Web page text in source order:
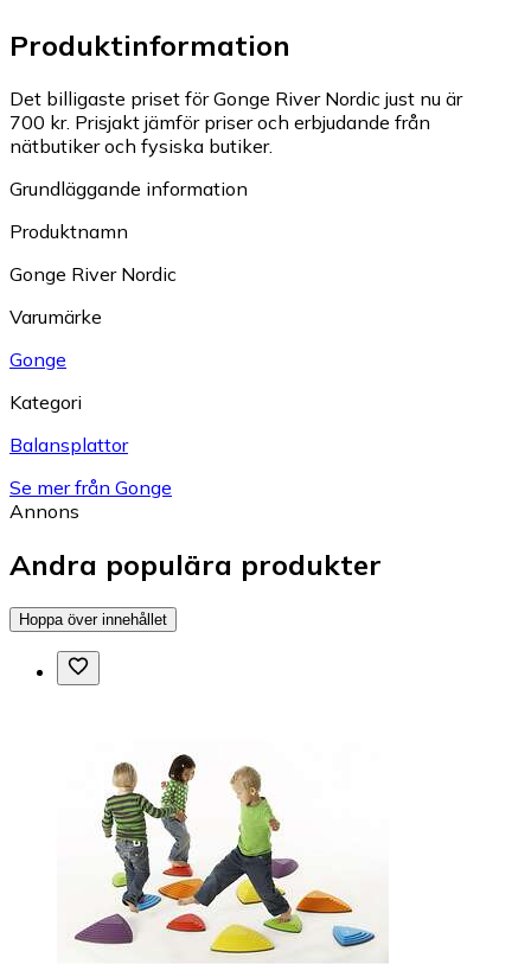
Produktinformation
Det billigaste priset för Gonge River Nordic just nu är
700 kr. Prisjakt jämför priser och erbjudande från
nätbutiker och fysiska butiker.
Grundläggande information
Produktnamn
Gonge River Nordic
Varumärke
Gonge
Kategori
Balansplattor
Se mer från Gonge
Annons
Andra populära produkter
Hoppa över innehållet